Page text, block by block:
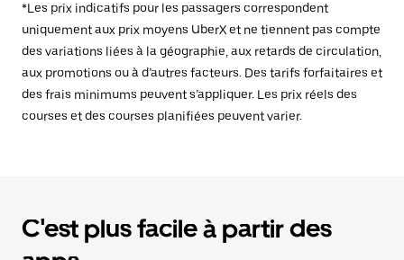
*Les prix indicatifs pour les passagers correspondent
uniquement aux prix moyens UberX et ne tiennent pas compte
des variations liées à la géographie, aux retards de circulation,
aux promotions ou à d’autres facteurs. Des tarifs forfaitaires et
des frais minimums peuvent s’appliquer. Les prix réels des
courses et des courses planifiées peuvent varier.
C'est plus facile à partir des